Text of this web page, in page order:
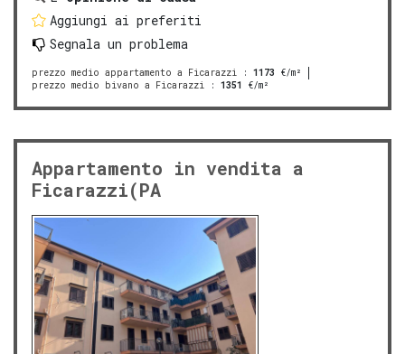
Aggiungi ai preferiti
Segnala un problema
prezzo medio appartamento a Ficarazzi : 1173 €/m²
prezzo medio bivano a Ficarazzi : 1351 €/m²
Appartamento in vendita a
Ficarazzi(PA